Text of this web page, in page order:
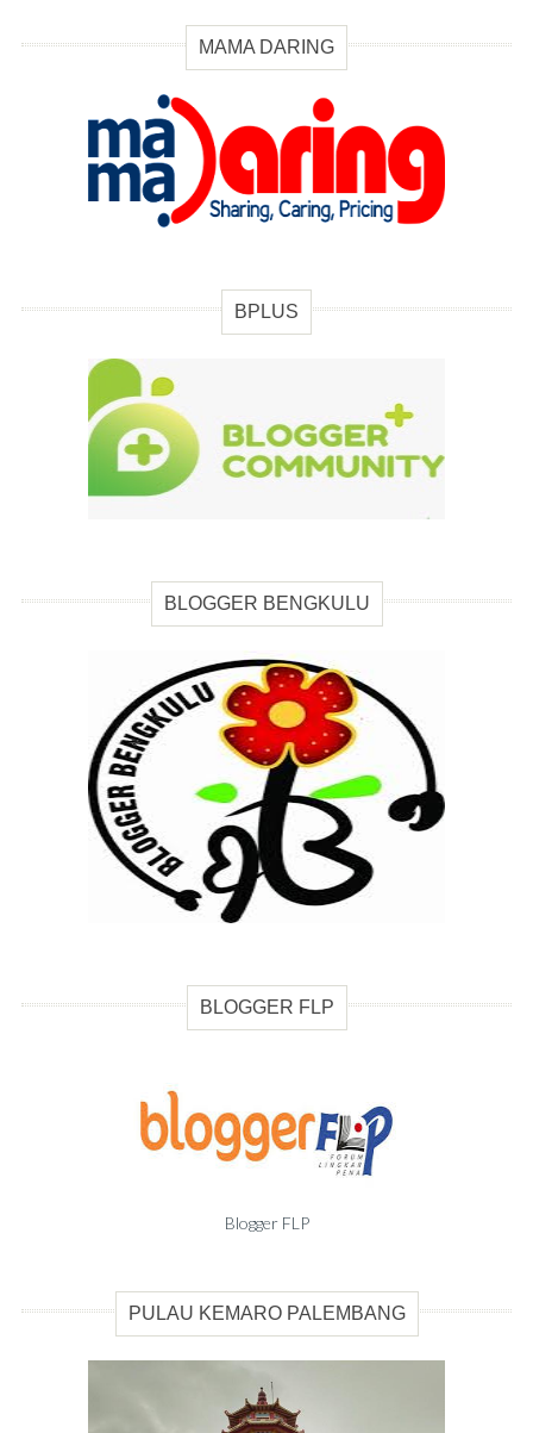
MAMA DARING
BPLUS
BLOGGER BENGKULU
BLOGGER FLP
Blogger FLP
PULAU KEMARO PALEMBANG